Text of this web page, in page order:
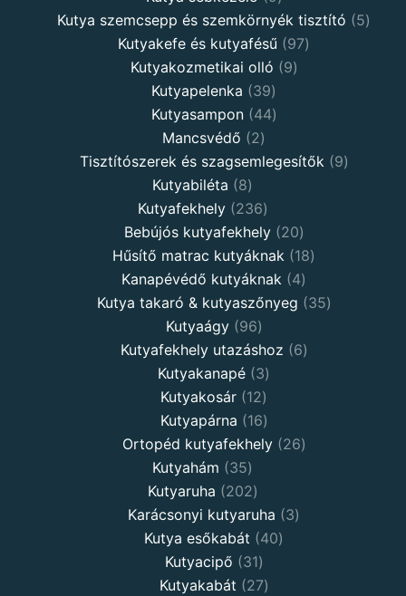
products
Kutya szemcsepp és szemkörnyék tisztító 55
Kutyakefe és kutyafésű 9797
Kutyakozmetikai olló 99
Kutyapelenka 3939
products
Kutyasampon 4444
Mancsvédő 22
products
Tisztítószerek és szagsemlegesítők 99
Kutyabiléta 88
products
Kutyafekhely 236236
products
Bebújós kutyafekhely 2020
products
Hűsítő matrac kutyáknak 1818
Kanapévédő kutyáknak 44
products
Kutya takaró & kutyaszőnyeg 3535
Kutyaágy 9696
products
Kutyafekhely utazáshoz 66
Kutyakanapé 33
products
Kutyakosár 1212
products
Kutyapárna 1616
products
Ortopéd kutyafekhely 2626
Kutyahám 3535
products
Kutyaruha 202202
products
Karácsonyi kutyaruha 33
Kutya esőkabát 4040
Kutyacipő 3131
products
Kutyakabát 2727